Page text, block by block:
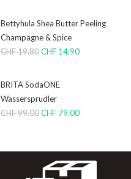
Bettyhula Shea Butter Peeling
Champagne & Spice
CHF19.80CHF 14.90
BRITA SodaONE
Wassersprudler
CHF99.00CHF 79.00